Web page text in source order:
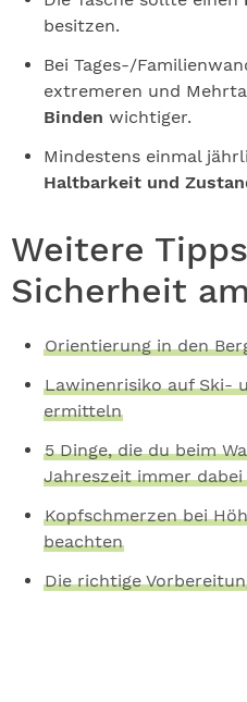
besitzen.
Bei Tages-/
extremeren und
Binden wichtiger.
Mindestens einmal
Haltbarkeit und
Weitere
Sicherheit
Orientierung in den
Lawinenrisiko auf Ski-
ermitteln
5 Dinge, die du beim
Jahreszeit immer
Kopfschmerzen bei
beachten
Die richtige